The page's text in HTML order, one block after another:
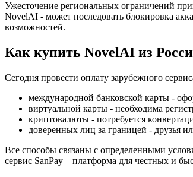
Ужесточение региональных ограничений
NovelAI - может последовать блокировка
возможностей.
Как купить NovelAI из
Сегодня провести оплату зарубежного
международной банковской карты -
виртуальной карты - необходима
криптовалюты - потребуется
доверенных лиц за границей - друзья
Все способы связаны с определенными
сервис SanPay – платформа для честных и